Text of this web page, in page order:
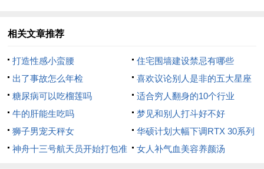
相关文章推荐
打造性感小蛮腰
住宅围墙建设禁忌有哪些
出了事故怎么年检
喜欢议论别人是非的五大星座
糖尿病可以吃榴莲吗
适合穷人翻身的10个行业
牛的肝能生吃吗
梦见和别人打斗好不好
狮子男宠天秤女
华硕计划大幅下调RTX 30系列
显卡价格
神舟十三号航天员开始打包准
女人补气血美容养颜汤